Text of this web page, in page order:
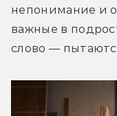
непонимание и
важные в
слово —